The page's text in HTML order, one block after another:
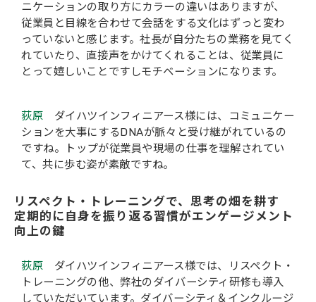
ニケーションの取り方にカラーの違いはありますが、
従業員と目線を合わせて会話をする文化はずっと変わ
っていないと感じます。社長が自分たちの業務を見てく
れていたり、直接声をかけてくれることは、従業員に
とって嬉しいことですしモチベーションになります。
荻原 ダイハツインフィニアース様には、コミュニケー
ションを大事にするDNAが脈々と受け継がれているの
ですね。トップが従業員や現場の仕事を理解されてい
て、共に歩む姿が素敵ですね。
リスペクト・トレーニングで、思考の畑を耕す
定期的に自身を振り返る習慣がエンゲージメント
向上の鍵
荻原 ダイハツインフィニアース様では、リスペクト・
トレーニングの他、弊社のダイバーシティ研修も導入
していただいています。ダイバーシティ＆インクルージ